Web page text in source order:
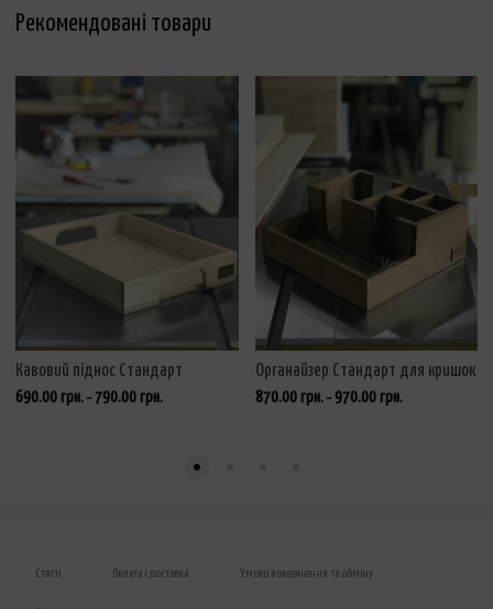
Рекомендовані товари
Кавовий піднос Стандарт
690.00 грн.– 790.00 грн.
Органайзер Стандарт для кришок
870.00 грн.– 970.00 грн.
Статті Оплата і доставка Умови повернення та обміну